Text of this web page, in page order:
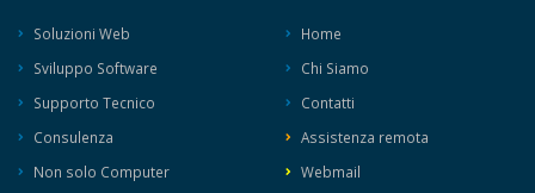
Soluzioni Web
Sviluppo Software
Supporto Tecnico
Consulenza
Non solo Computer
Home
Chi Siamo
Contatti
Assistenza remota
Webmail